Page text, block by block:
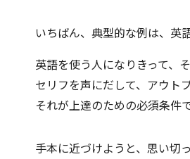
いちばん、典型的な例は、英
英語を使う人になりきって、
セリフを声にだして、アウト
それが上達のための必須条件で
手本に近づけようと、思い切